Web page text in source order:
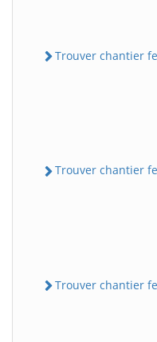
Trouver chantier
Trouver chantier
Trouver chantier